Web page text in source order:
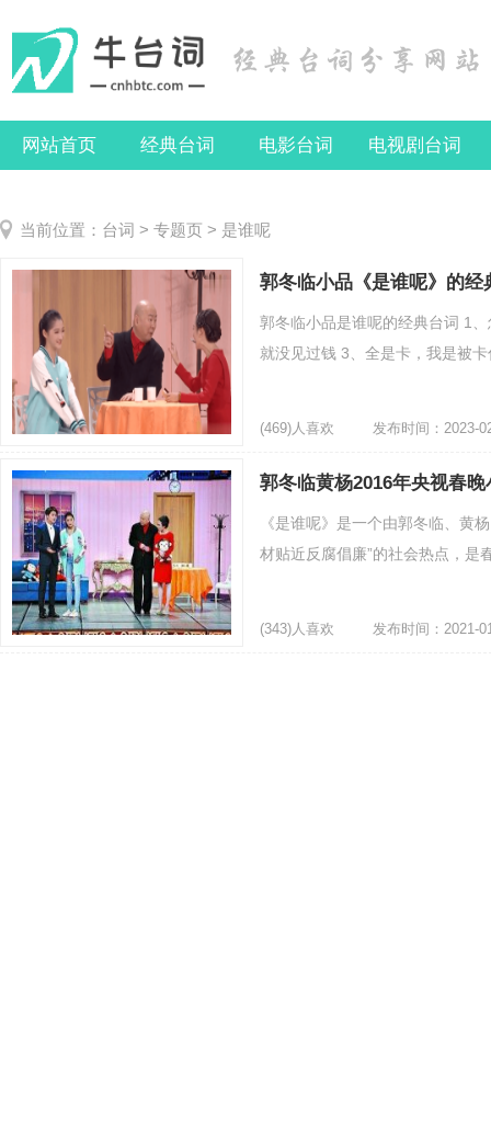
网站首页 经典台词 电影台词 电视剧台词
当前位置： 台词 > 专题页 > 是谁呢
郭冬临小品《是谁呢》的经
郭冬临小品是谁呢的经典台词 1
就没见过钱 3、全是卡，我是被
(469)人喜欢 发布时间：2023-
郭冬临黄杨2016年央视春
《是谁呢》是一个由郭冬临、黄
材贴近反腐倡廉”的社会热点，是
(343)人喜欢 发布时间：2021-